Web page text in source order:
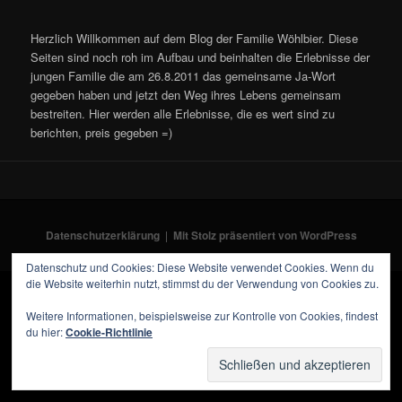
Herzlich Willkommen auf dem Blog der Familie Wöhlbier. Diese
Seiten sind noch roh im Aufbau und beinhalten die Erlebnisse der
jungen Familie die am 26.8.2011 das gemeinsame Ja-Wort
gegeben haben und jetzt den Weg ihres Lebens gemeinsam
bestreiten. Hier werden alle Erlebnisse, die es wert sind zu
berichten, preis gegeben =)
Datenschutzerklärung Mit Stolz präsentiert von WordPress
Datenschutz und Cookies: Diese Website verwendet Cookies. Wenn du
die Website weiterhin nutzt, stimmst du der Verwendung von Cookies zu.
Weitere Informationen, beispielsweise zur Kontrolle von Cookies, findest
du hier:Cookie-Richtlinie